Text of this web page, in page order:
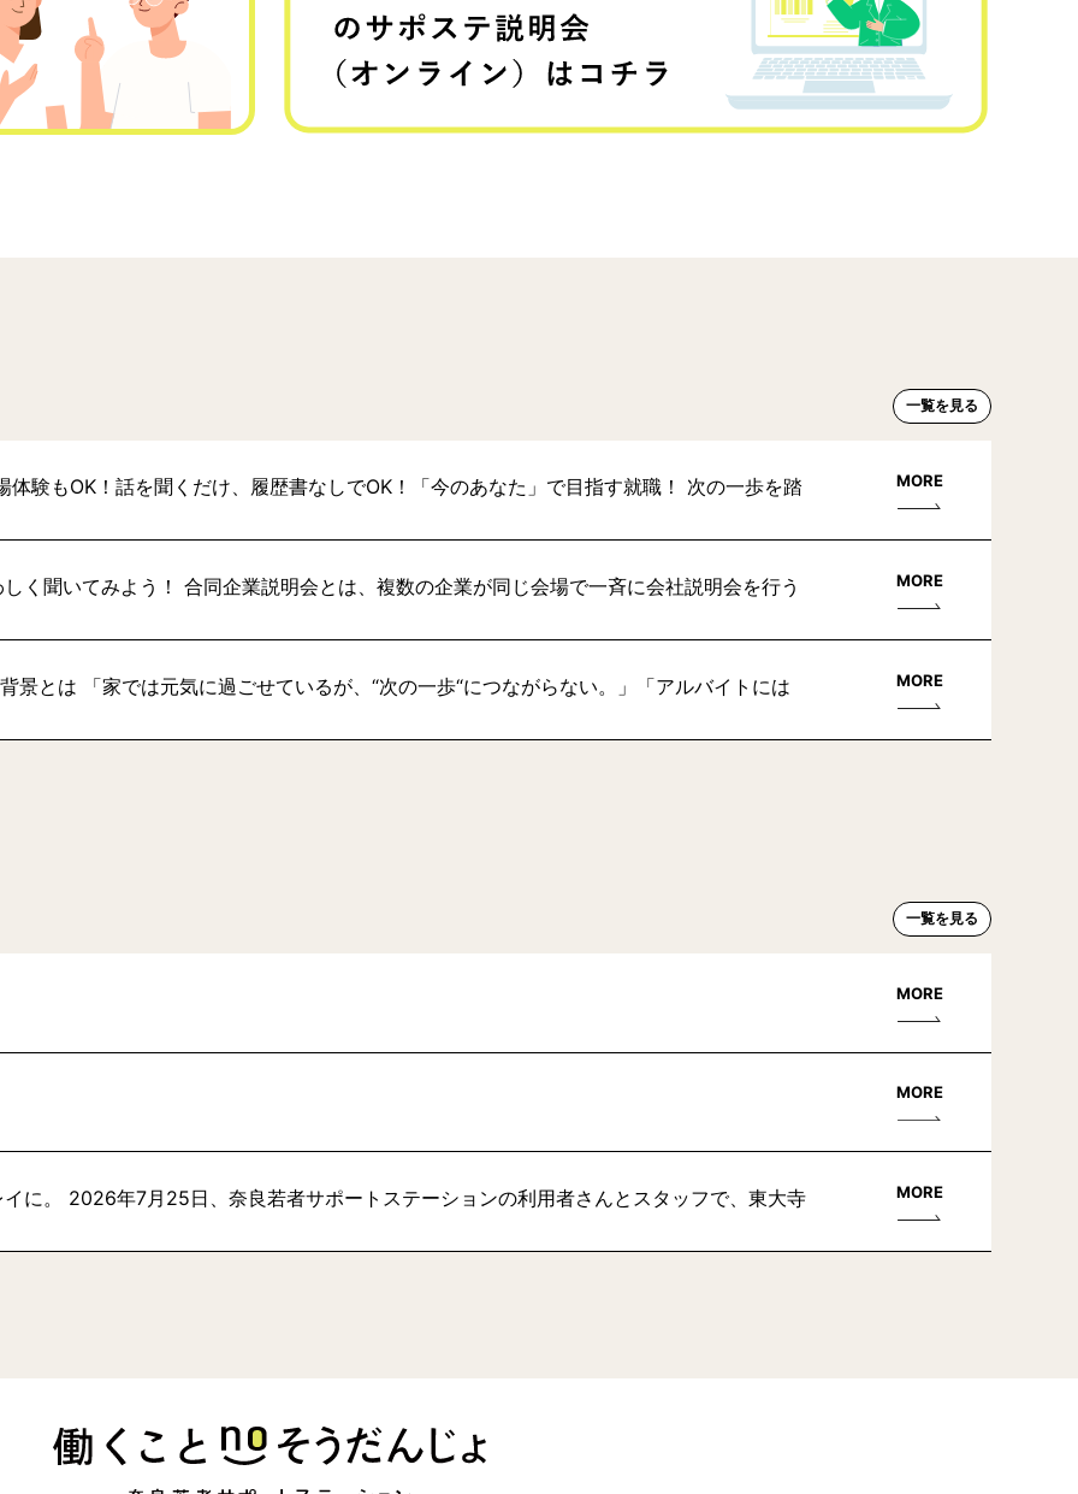
一覧を見る
体験もOK！話を聞くだけ、履歴書なしでOK！「今のあなた」で目指す就職！ 次の一歩を踏
MORE
く聞いてみよう！ 合同企業説明会とは、複数の企業が同じ会場で一斉に会社説明会を行う
MORE
景とは 「家では元気に過ごせているが、“次の一歩“につながらない。」「アルバイトには
MORE
一覧を見る
MORE
MORE
に。 2026年7月25日、奈良若者サポートステーションの利用者さんとスタッフで、東大寺
MORE